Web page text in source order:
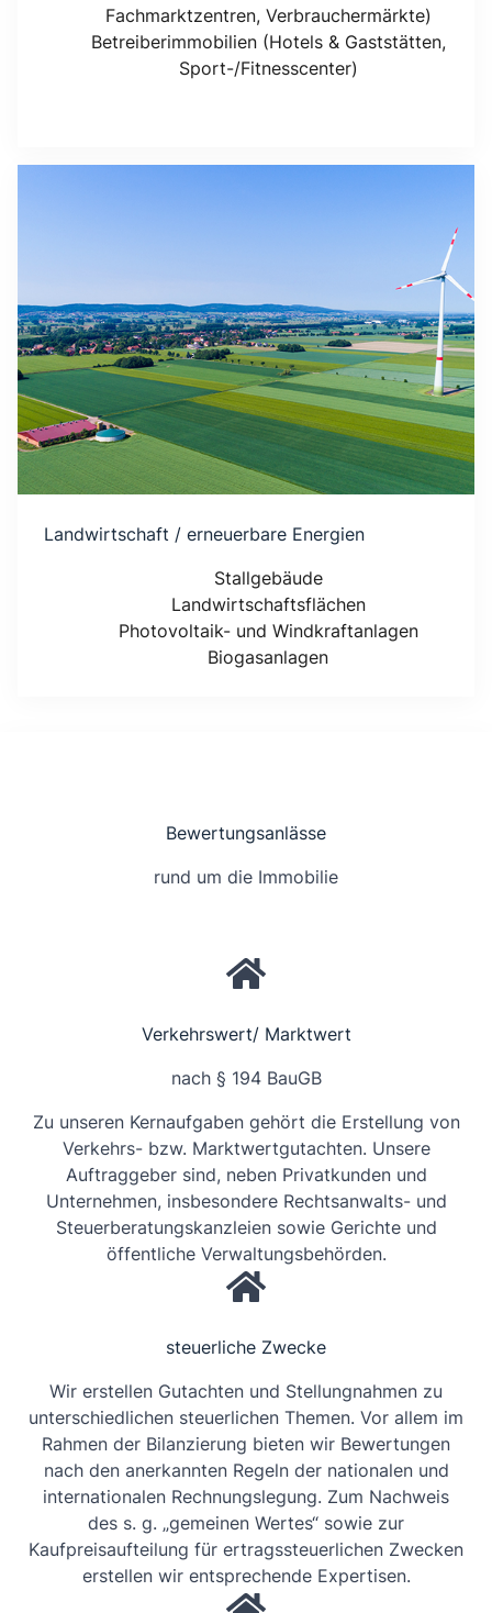
Fachmarktzentren, Verbrauchermärkte)
Betreiberimmobilien (Hotels & Gaststätten,
Sport-/Fitnesscenter)
Landwirtschaft / erneuerbare Energien
Stallgebäude
Landwirtschaftsflächen
Photovoltaik- und Windkraftanlagen
Biogasanlagen
Bewertungsanlässe
rund um die Immobilie
Verkehrswert/ Marktwert
nach § 194 BauGB
Zu unseren Kernaufgaben gehört die Erstellung von
Verkehrs- bzw. Marktwertgutachten. Unsere
Auftraggeber sind, neben Privatkunden und
Unternehmen, insbesondere Rechtsanwalts- und
Steuerberatungskanzleien sowie Gerichte und
öffentliche Verwaltungsbehörden.
steuerliche Zwecke
Wir erstellen Gutachten und Stellungnahmen zu
unterschiedlichen steuerlichen Themen. Vor allem im
Rahmen der Bilanzierung bieten wir Bewertungen
nach den anerkannten Regeln der nationalen und
internationalen Rechnungslegung. Zum Nachweis
des s. g. „gemeinen Wertes“ sowie zur
Kaufpreisaufteilung für ertragssteuerlichen Zwecken
erstellen wir entsprechende Expertisen.